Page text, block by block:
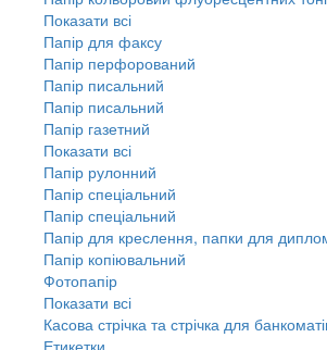
Показати всі
Папір для факсу
Папір перфорований
Папір писальний
Папір писальний
Папір газетний
Показати всі
Папір рулонний
Папір спеціальний
Папір спеціальний
Папір для креслення, папки для
Папір копіювальний
Фотопапір
Показати всі
Касова стрічка та стрічка для
Етикетки